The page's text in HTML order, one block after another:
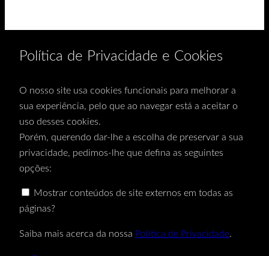
Política de Privacidade e Cookies
O nosso site usa cookies funcionais para melhorar a
sua experiência, pelo que ao navegar está a aceitar o
uso desses cookies.
Porém, querendo dar-lhe a escolha de preservar a sua
privacidade, pedimos-lhe que defina as seguintes
opções:
Mostrar conteúdos de site externos em todas as
páginas?
Saiba mais acerca da nossa Política de Privacidade.